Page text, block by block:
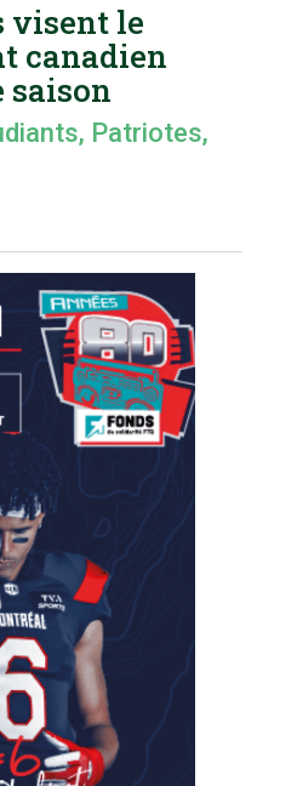
visent le
canadien
saison
, Patriotes,